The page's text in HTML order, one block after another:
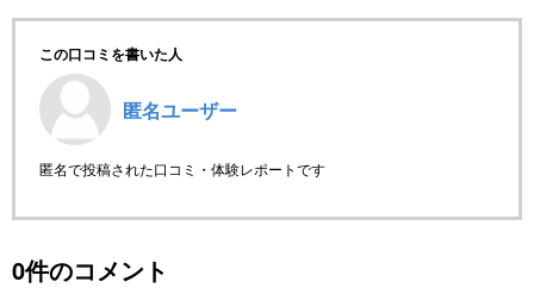
この口コミを書いた人
匿名ユーザー
匿名で投稿された口コミ・体験レポートです
0件のコメント